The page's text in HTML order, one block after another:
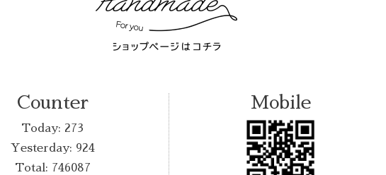
Counter
Today: 273
Yesterday: 924
Total: 746087
Mobile